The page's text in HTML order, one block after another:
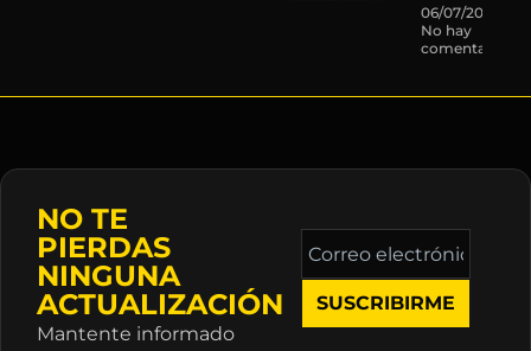
06/07/2026
No hay
comentarios
NO TE
PIERDAS
NINGUNA
ACTUALIZACIÓN
Mantente informado
Correo
electrónico
*